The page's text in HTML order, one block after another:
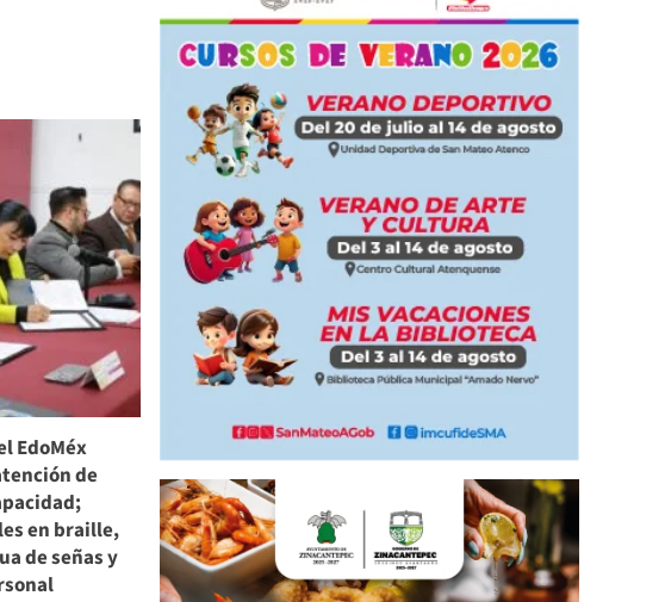
EdoMéx
de
en braille,
de señas y